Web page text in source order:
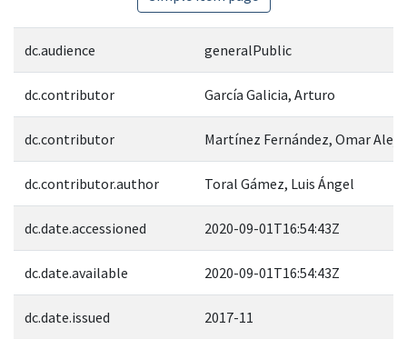
dc.audience generalPublic
dc.contributor García Galicia, Arturo
dc.contributor Martínez Fernández, Omar
dc.contributor.author Toral Gámez, Luis Ángel
dc.date.accessioned 2020-09-01T16:54:43Z
dc.date.available 2020-09-01T16:54:43Z
dc.date.issued 2017-11